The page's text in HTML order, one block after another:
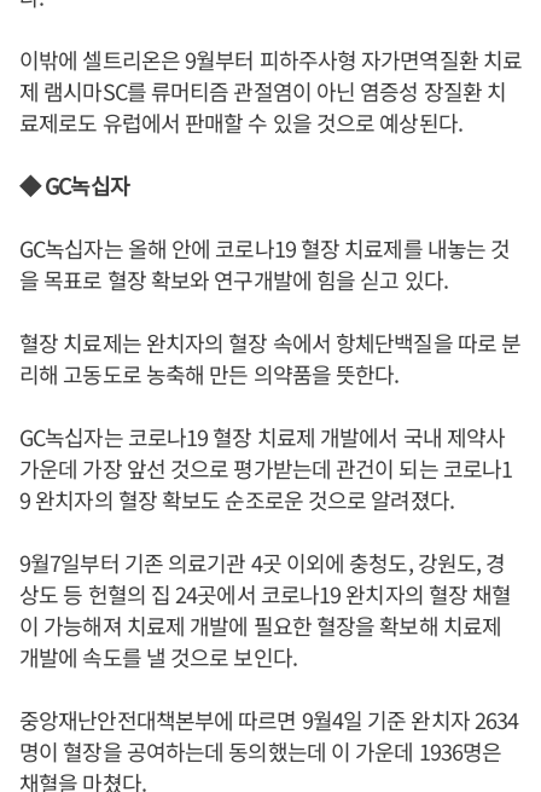
이밖에 셀트리온은 9월부터 피하주사형 자가면역질환 치료
제 램시마SC를 류머티즘 관절염이 아닌 염증성 장질환 치
료제로도 유럽에서 판매할 수 있을 것으로 예상된다.
◆ GC녹십자
GC녹십자는 올해 안에 코로나19 혈장 치료제를 내놓는 것
을 목표로 혈장 확보와 연구개발에 힘을 싣고 있다.
혈장 치료제는 완치자의 혈장 속에서 항체단백질을 따로 분
리해 고동도로 농축해 만든 의약품을 뜻한다.
GC녹십자는 코로나19 혈장 치료제 개발에서 국내 제약사
가운데 가장 앞선 것으로 평가받는데 관건이 되는 코로나1
9 완치자의 혈장 확보도 순조로운 것으로 알려졌다.
9월7일부터 기존 의료기관 4곳 이외에 충청도, 강원도, 경
상도 등 헌혈의 집 24곳에서 코로나19 완치자의 혈장 채혈
이 가능해져 치료제 개발에 필요한 혈장을 확보해 치료제
개발에 속도를 낼 것으로 보인다.
중앙재난안전대책본부에 따르면 9월4일 기준 완치자 2634
명이 혈장을 공여하는데 동의했는데 이 가운데 1936명은
채혈을 마쳤다.